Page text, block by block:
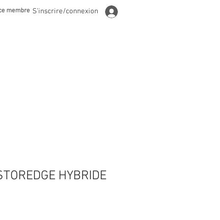
membre S'inscrire/connexion
HYBRIDE